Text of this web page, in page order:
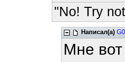
"No! Try
Написал(а)
Мне